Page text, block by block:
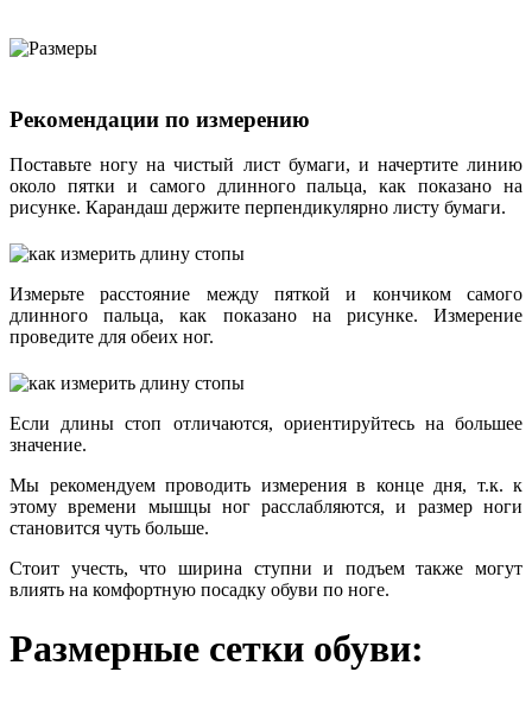
Рекомендации по измерению
Поставьте ногу на чистый лист бумаги, и начертите линию
около пятки и самого длинного пальца, как показано на
рисунке. Карандаш держите перпендикулярно листу бумаги.
Измерьте расстояние между пяткой и кончиком самого
длинного пальца, как показано на рисунке. Измерение
проведите для обеих ног.
Если длины стоп отличаются, ориентируйтесь на большее
значение.
Мы рекомендуем проводить измерения в конце дня, т.к. к
этому времени мышцы ног расслабляются, и размер ноги
становится чуть больше.
Стоит учесть, что ширина ступни и подъем также могут
влиять на комфортную посадку обуви по ноге.
Размерные сетки обуви: